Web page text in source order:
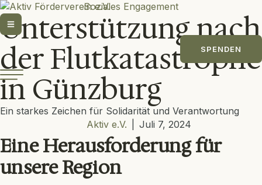
SPENDEN
Soziales Engagement
Unterstützung nach
der Flutkatastrophe
in Günzburg
Ein starkes Zeichen für Solidarität und Verantwortung
Aktiv e.V.
Juli 7, 2024
Eine Herausforderung für
unsere Region